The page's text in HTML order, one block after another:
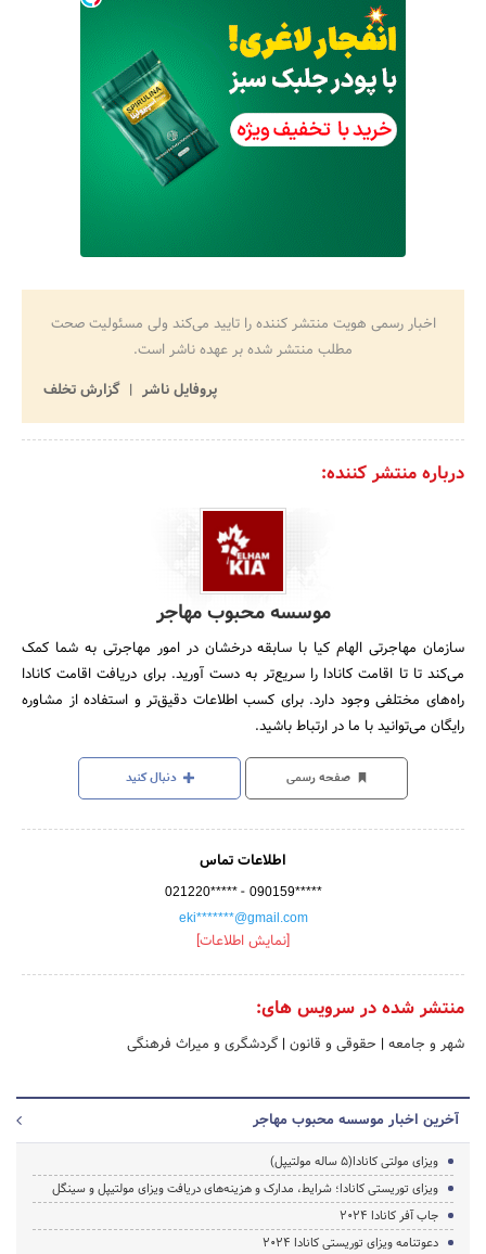
اخبار رسمی هویت منتشر کننده را تایید می‌کند ولی مسئولیت صحت
مطلب منتشر شده بر عهده ناشر است.
پروفایل ناشر
گزارش تخلف
درباره منتشر کننده:
موسسه محبوب مهاجر
سازمان مهاجرتی الهام کیا با سابقه درخشان در امور مهاجرتی به شما کمک
می‌کند تا تا اقامت کانادا را سریع‌تر به دست آورید. برای دریافت اقامت کانادا
راه‌های مختلفی وجود دارد. برای کسب اطلاعات دقیق‌تر و استفاده از مشاوره
رایگان می‌توانید با ما در ارتباط باشید.
صفحه رسمی دنبال کنید
اطلاعات تماس
021220***** - 090159*****
eki*******@gmail.com
[نمایش اطلاعات]
منتشر شده در سرویس های:
شهر و جامعه | حقوقی و قانون | گردشگری و میراث فرهنگی
آخرین اخبار موسسه محبوب مهاجر
ویزای مولتی کانادا(5 ساله مولتیپل)
ویزای توریستی کانادا؛ شرایط، مدارک و هزینه‌های دریافت ویزای مولتیپل و سینگل
جاب آفر کانادا 2024
دعوتنامه ویزای توریستی کانادا 2024